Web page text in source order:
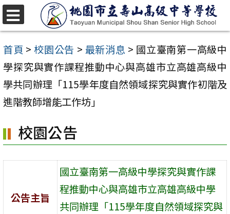
跳
至
主
要
內
容
首頁 > 校園公告 > 最新消息 > 國立臺南第一高級中
學探究與實作課程推動中心與高雄市立高雄高級中
學共同辦理「115學年度自然領域探究與實作初階及
進階教師增能工作坊」
校園公告
公告主旨
國立臺南第一高級中學探究與實作課
程推動中心與高雄市立高雄高級中學
共同辦理「115學年度自然領域探究與
選
單